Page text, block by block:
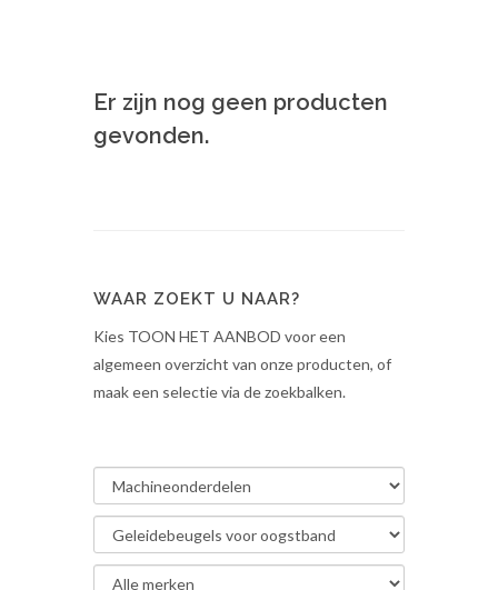
Er zijn nog geen producten
gevonden.
WAAR ZOEKT U NAAR?
Kies TOON HET AANBOD voor een
algemeen overzicht van onze producten, of
maak een selectie via de zoekbalken.